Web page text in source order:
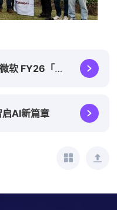
市场拓展先锋奖」
AI新篇章